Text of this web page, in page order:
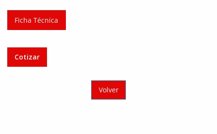
Ficha Técnica
Cotizar
Volver